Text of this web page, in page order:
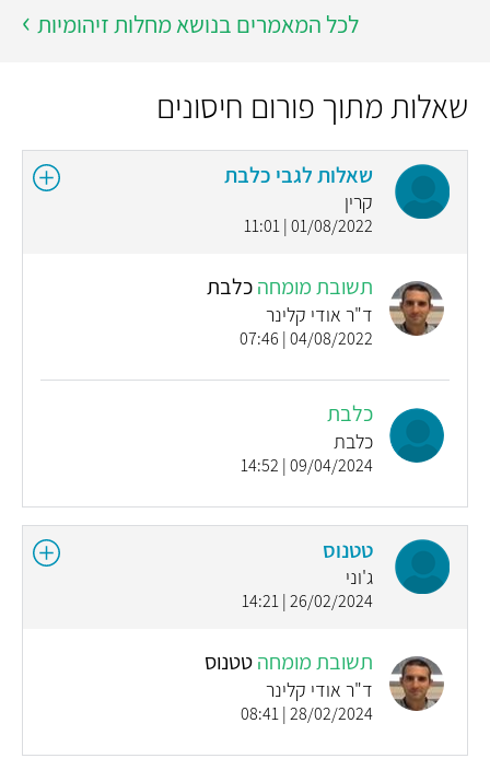
לכל המאמרים בנושא מחלות זיהומיות
שאלות מתוך פורום חיסונים
שאלות לגבי כלבת
קרין
01/08/2022 | 11:01
תשובת מומחהכלבת
ד"ר אודי קלינר
04/08/2022 | 07:46
כלבת
כלבת
09/04/2024 | 14:52
טטנוס
ג'וני
26/02/2024 | 14:21
תשובת מומחהטטנוס
ד"ר אודי קלינר
28/02/2024 | 08:41